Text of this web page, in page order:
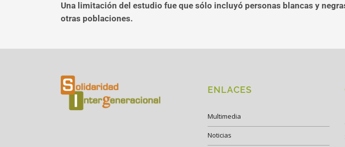
Una limitación del estudio fue que sólo incluyó personas blancas y
otras poblaciones.
ENLACES
Multimedia
Noticias